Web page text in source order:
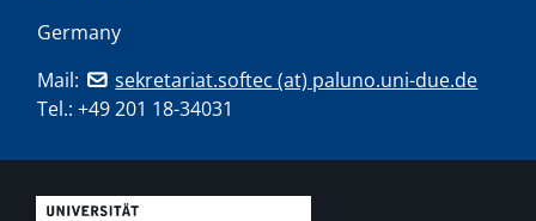
Germany
Mail:
sekretariat.softec (at) paluno.uni-due.de
Tel.: +49 201 18-34031